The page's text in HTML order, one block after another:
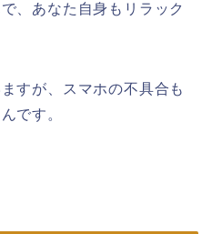
、あなた自身もリラック
すが、スマホの不具合も
です。